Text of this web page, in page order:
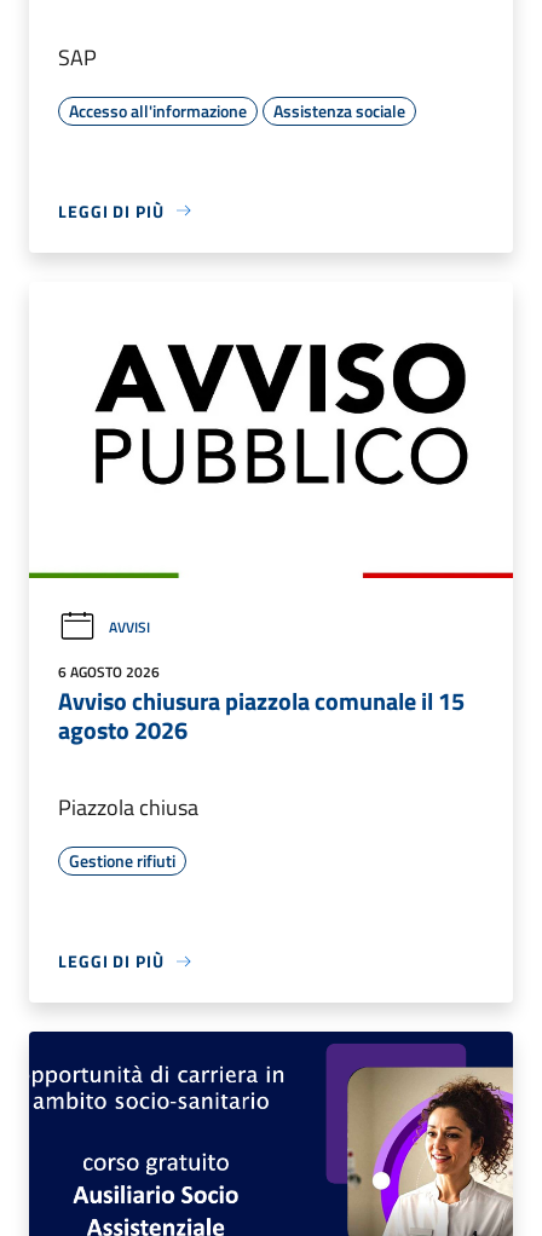
SAP
Accesso all'informazione Assistenza sociale
LEGGI DI PIÙ
AVVISI
6 AGOSTO 2026
Avviso chiusura piazzola comunale il 15
agosto 2026
Piazzola chiusa
Gestione rifiuti
LEGGI DI PIÙ